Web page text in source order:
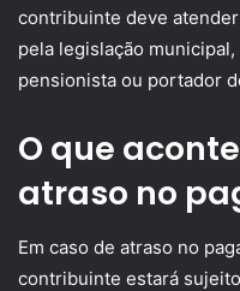
contribuinte deve
pela legislação
pensionista ou portador
O que
atraso no
Em caso de atraso no
contribuinte estará